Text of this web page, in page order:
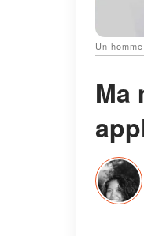
Un
Ma